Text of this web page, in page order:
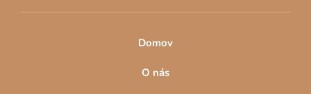
Domov
O nás